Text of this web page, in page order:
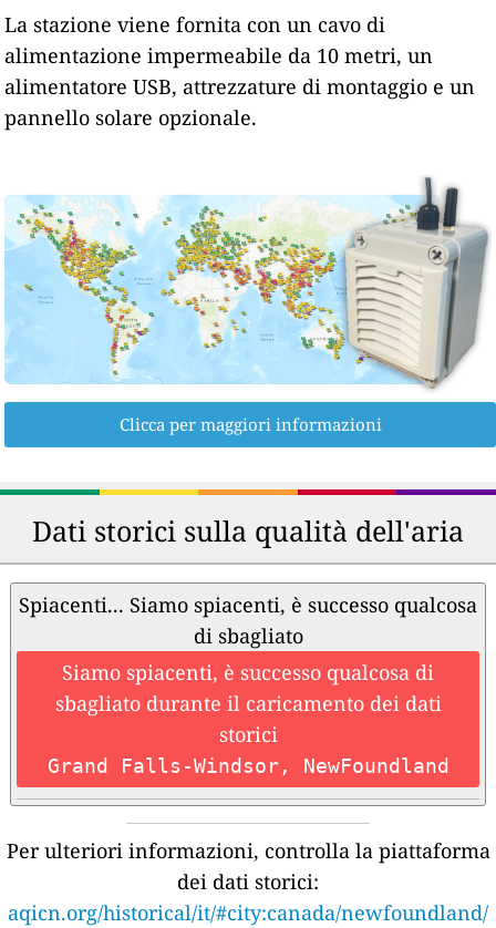
La stazione viene fornita con un cavo di
alimentazione impermeabile da 10 metri, un
alimentatore USB, attrezzature di montaggio e un
pannello solare opzionale.
Clicca per maggiori informazioni
Dati storici sulla qualità dell'aria
Spiacenti... Siamo spiacenti, è successo qualcosa
di sbagliato
Siamo spiacenti, è successo qualcosa di
sbagliato durante il caricamento dei dati
storici
Grand Falls-Windsor, NewFoundland
Per ulteriori informazioni, controlla la piattaforma
dei dati storici:
aqicn.org/historical/it/#city:canada/newfoundland/